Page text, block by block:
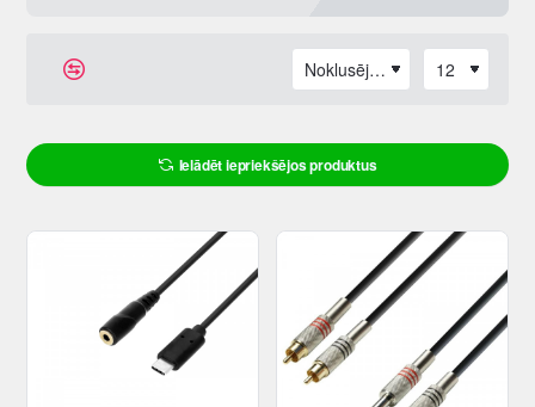
Ielādēt iepriekšējos produktus